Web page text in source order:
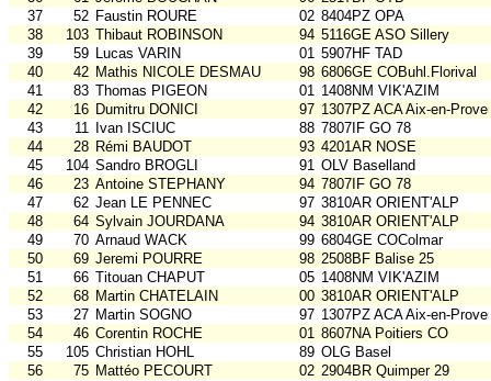
37
52 Faustin ROURE 02 8404PZ OPA
38
103 Thibaut ROBINSON 94 5116GE ASO Sillery
39
59 Lucas VARIN 01 5907HF TAD
40
42 Mathis NICOLE DESMAU 98 6806GE COBuhl.Florival
41
83 Thomas PIGEON 01 1408NM VIK'AZIM
42
16 Dumitru DONICI 97 1307PZ ACA Aix-en-
43
11 Ivan ISCIUC 88 7807IF GO 78
44
28 Rémi BAUDOT 93 4201AR NOSE
45
104 Sandro BROGLI 91 OLV Baselland
46
23 Antoine STEPHANY 94 7807IF GO 78
47
62 Jean LE PENNEC 97 3810AR ORIENT'ALP
48
64 Sylvain JOURDANA 94 3810AR ORIENT'ALP
49
70 Arnaud WACK 99 6804GE COColmar
50
69 Jeremi POURRE 98 2508BF Balise 25
51
66 Titouan CHAPUT 05 1408NM VIK'AZIM
52
68 Martin CHATELAIN 00 3810AR ORIENT'ALP
53
27 Martin SOGNO 97 1307PZ ACA Aix-en-
54
46 Corentin ROCHE 01 8607NA Poitiers CO
55
105 Christian HOHL 89 OLG Basel
56
75 Mattéo PECOURT 02 2904BR Quimper 29